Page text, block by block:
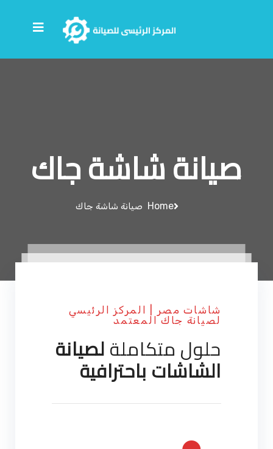
صيانة شاشة جاك
Home صيانة شاشة جاك
شاشات مصر | المركز الرئيسي
لصيانة جاك المعتمد
حلول متكاملةلصيانة
الشاشات باحترافية